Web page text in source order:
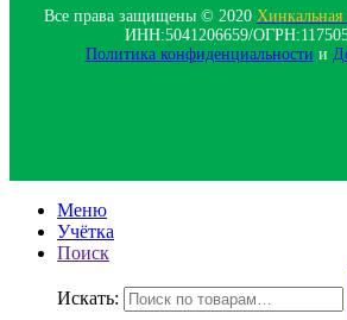
Все права защищены © 2020 Хинкальная
ИНН:5041206659/
Политика конфиденциальности‍ и
Меню
Учётка
Поиск
Искать: